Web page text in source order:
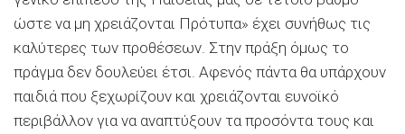
ώστε να μη χρειάζονται Πρότυπα» έχει συνήθως τις
καλύτερες των προθέσεων. Στην πράξη όμως το
πράγμα δεν δουλεύει έτσι. Αφενός πάντα θα υπάρχουν
παιδιά που ξεχωρίζουν και χρειάζονται ευνοϊκό
περιβάλλον για να αναπτύξουν τα προσόντα τους και